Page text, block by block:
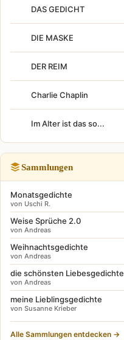
DAS GEDICHT
DIE MASKE
DER REIM
Charlie Chaplin
Im Alter ist das so...
Sammlungen
Monatsgedichte
von Uschi R.
Weise Sprüche 2.0
von Andreas
Weihnachtsgedichte
von Andreas
die schönsten Liebesgedichte
von Andreas
meine Lieblingsgedichte
von Susanne Krieber
Alle Sammlungen entdecken →